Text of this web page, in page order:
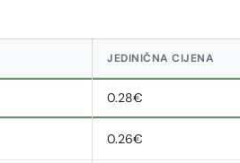
JEDINIČNA CIJENA
0.28€
0.26€